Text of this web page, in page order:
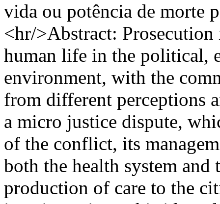
vida ou potência de morte
<hr/>Abstract:
human life in the political,
environment, with the
from different perceptions
a micro justice dispute,
of the conflict, its
both the health system
production of care to the